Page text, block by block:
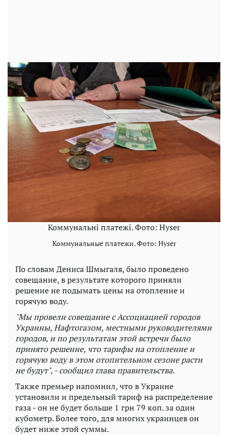
Коммунальні платежі. Фото: Hyser
Коммунальные платежи. Фото: Hyser
По словам Дениса Шмыгаля, было проведено
совещание, в результате которого приняли
решение не подымать цены на отопление и
горячую воду.
"Мы провели совещание с Ассоциацией городов
Украины, Нафтогазом, местными руководителями
городов, и по результатам этой встречи было
принято решение, что тарифы на отопление и
горячую воду в этом отопительном сезоне расти
не будут", - сообщил глава правительства.
Также премьер напомнил, чтовУкраине
установили и предельный тариф нараспределение
газа -он небудет больше 1 грн 79 коп.за один
кубометр. Более того, для многих украинцев он
будет ниже этой суммы.